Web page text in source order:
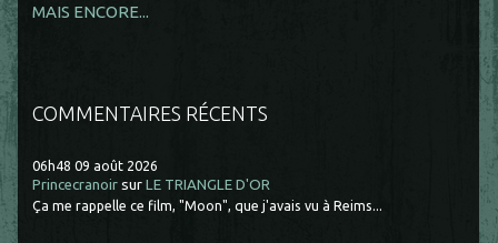
MAIS ENCORE...
COMMENTAIRES RÉCENTS
06h48 09 août 2026
Princecranoir surLE TRIANGLE D'OR
Ça me rappelle ce film, "Moon", que j'avais vu à Reims...